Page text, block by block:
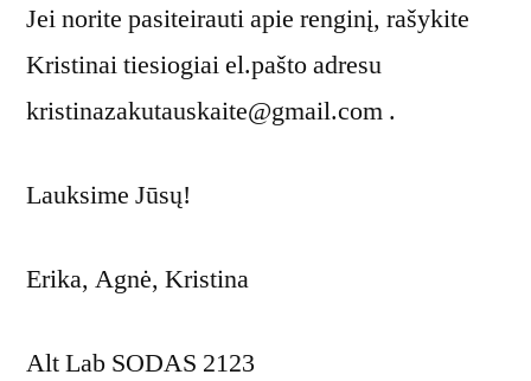
Jei norite pasiteirauti apie renginį, rašykite
Kristinai tiesiogiai el.pašto adresu
kristinazakutauskaite@gmail.com .
Lauksime Jūsų!
Erika, Agnė, Kristina
Alt Lab SODAS 2123